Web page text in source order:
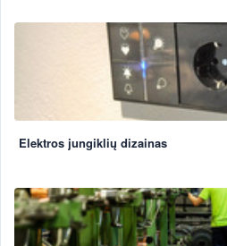
Elektros jungiklių dizainas